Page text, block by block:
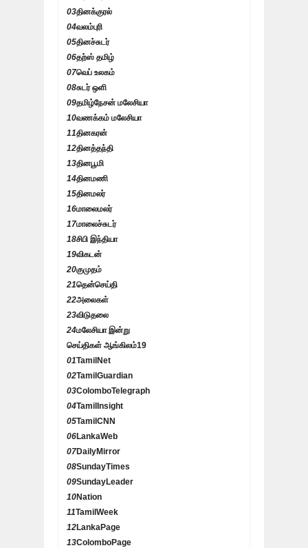
03தினக்குரல்
04வலம்புரி
05தினச்சுடர்
06தற்ஸ் தமிழ்
07வெப் உலகம்
08சுடர் ஒளி
09தமிழ்நேசன் மலேசியா
10வணக்கம் மலேசியா
11தினகரன்
12தினத்தந்தி
13தினபூமி
14தினமணி
15தினமலர்
16மாலைமலர்
17மாலைச்சுடர்
18சிபி இந்தியா
19விகடன்
20குமுதம்
21தென்செய்தி
22அலைகள்
23விடுதலை
24மலேசியா இன்று
செய்திகள் ஆங்கிலம்19
01TamilNet
02TamilGuardian
03ColomboTelegraph
04TamilInsight
05TamilCNN
06LankaWeb
07DailyMirror
08SundayTimes
09SundayLeader
10Nation
11TamilWeek
12LankaPage
13ColomboPage